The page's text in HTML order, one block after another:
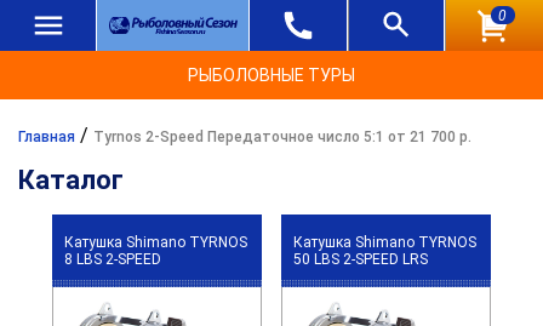
0
РЫБОЛОВНЫЕ ТУРЫ
Главная / Tyrnos 2-Speed Передаточное число 5:1 от 21 700 р.
Каталог
Катушка Shimano TYRNOS
8 LBS 2-SPEED
Катушка Shimano TYRNOS
50 LBS 2-SPEED LRS